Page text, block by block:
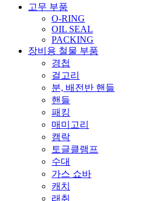
고무 부품
O-RING
OIL SEAL
PACKING
장비용 철물 부품
경첩
걸고리
분, 배전반 핸들
핸들
패킹
매미고리
캠락
토글클램프
수대
가스 쇼바
캐치
래취